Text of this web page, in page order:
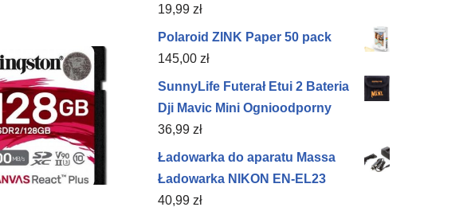
19,99 zł
Polaroid ZINK Paper 50 pack
145,00 zł
SunnyLife Futerał Etui 2 Bateria
Dji Mavic Mini Ognioodporny
36,99 zł
Ładowarka do aparatu Massa
Ładowarka NIKON EN-EL23
40,99 zł